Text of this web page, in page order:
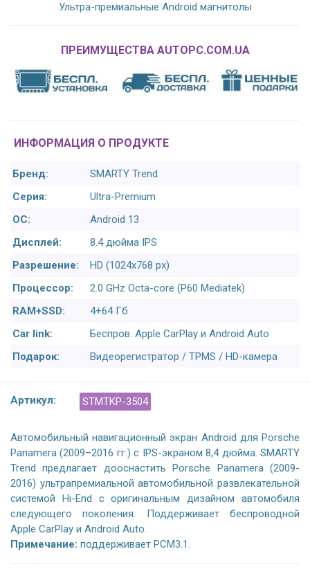
Ультра-премиальные Android магнитолы
ПРЕИМУЩЕСТВА AUTOPC.COM.UA
ИНФОРМАЦИЯ О ПРОДУКТЕ
Бренд:
SMARTY Trend
Серия:
Ultra-Premium
ОС:
Android 13
Дисплей:
8.4 дюйма IPS
Разрешение:
HD (1024x768 px)
Процессор:
2.0 GHz Octa-core (P60 Mediatek)
RAM+SSD:
4+64 Гб
Car link:
Беспров. Apple CarPlay и Android Auto
Подарок:
Видеорегистратор / TPMS / HD-камера
Артикул: STMTKP-3504
Автомобильный навигационный экран Android для Porsche
Panamera (2009–2016 гг.) с IPS-экраном 8,4 дюйма. SMARTY
Trend предлагает дооснастить Porsche Panamera (2009-
2016) ультрапремиальной автомобильной развлекательной
системой Hi-End с оригинальным дизайном автомобиля
следующего поколения. Поддерживает беспроводной
Apple CarPlay и Android Auto.
Примечание: поддерживает PCM3.1.